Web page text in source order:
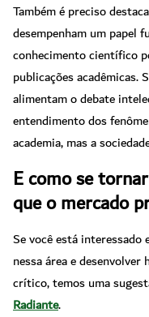
Também é preciso
desempenham um papel
conhecimento científico
publicações
alimentam o debate
entendimento dos
academia, mas a
E como se
que o mercado
Se você está
nessa área e
crítico, temos uma
Radiante.